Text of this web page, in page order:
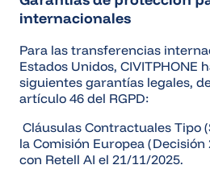
internacionales
Para las transferencias
Estados Unidos, CIVITPHONE
siguientes garantías legales,
artículo 46 del RGPD:
Cláusulas Contractuales Tipo
la Comisión Europea
con Retell AI el 21/11/2025.